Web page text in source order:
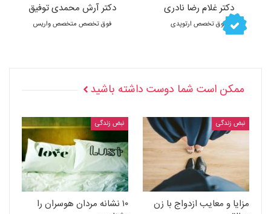
دکتر غلام رضا نادری
فوق تخصص ارتوپدی
دکتر آرش محمدی توفیق
فوق تخصص متخصص واریس
ممکن است شما دوست داشته باشید
نبض زندگی
مزایا و معایب ازدواج با زن
نبض زندگی
۱۰ نشانه مردان هوسران را